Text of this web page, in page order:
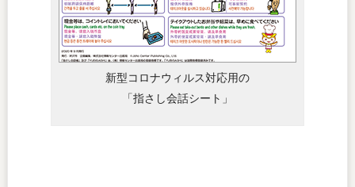
新型コロナウィルス対応用の
「指さし会話シート」